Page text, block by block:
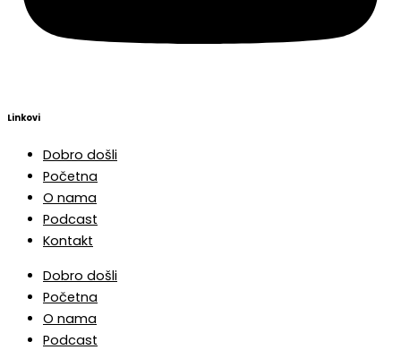
Linkovi
Dobro došli
Početna
O nama
Podcast
Kontakt
Dobro došli
Početna
O nama
Podcast